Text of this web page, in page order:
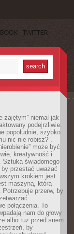
TWITTER
zajętym” niemal jak
podejrzliwie.
popołudnie, szybko
nic nie robisz?”.
może być
kreatywność i
Sztuka świadomego
przestać uważać
krokiem jest
maszyną, którą
przerw, by
połączenia. To
nam do głowy
albo tuż przed snem.
by